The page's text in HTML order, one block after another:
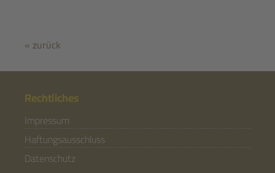
« zurück
Rechtliches
Impressum
Haftungsausschluss
Datenschutz